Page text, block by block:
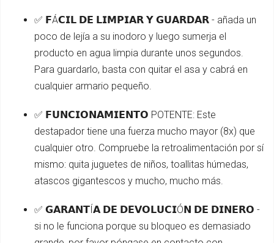
✅ 𝗙Á𝗖𝗜𝗟 𝗗𝗘 𝗟𝗜𝗠𝗣𝗜𝗔𝗥 𝗬 𝗚𝗨𝗔𝗥𝗗𝗔𝗥 - añada un
poco de lejía a su inodoro y luego sumerja el
producto en agua limpia durante unos segundos.
Para guardarlo, basta con quitar el asa y cabrá en
cualquier armario pequeño.
✅ 𝗙𝗨𝗡𝗖𝗜𝗢𝗡𝗔𝗠𝗜𝗘𝗡𝗧𝗢 POTENTE: Este
destapador tiene una fuerza mucho mayor (8x) que
cualquier otro. Compruebe la retroalimentación por sí
mismo: quita juguetes de niños, toallitas húmedas,
atascos gigantescos y mucho, mucho más.
✅ 𝗚𝗔𝗥𝗔𝗡𝗧Í𝗔 𝗗𝗘 𝗗𝗘𝗩𝗢𝗟𝗨𝗖𝗜Ó𝗡 𝗗𝗘 𝗗𝗜𝗡𝗘𝗥𝗢 -
si no le funciona porque su bloqueo es demasiado